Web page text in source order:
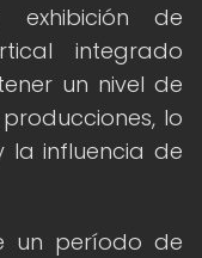
exhibición de
integrado
un nivel de
lo
la influencia de
un período de